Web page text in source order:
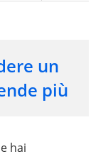
un
più
hai